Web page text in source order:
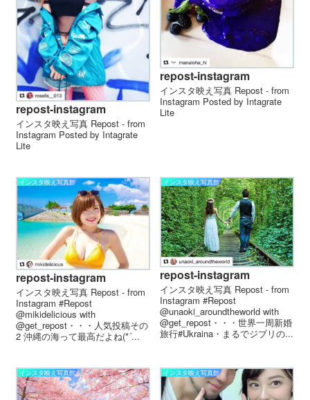
repost-instagram
インスタ映え写真 Repost - from
Instagram Posted by Intagrate
Lite
repost-instagram
インスタ映え写真 Repost - from
Instagram Posted by Intagrate
Lite
インスタ映え写真館
repost-instagram
インスタ映え写真 Repost - from
Instagram #Repost
@mikidelicious with
@get_repost・・・人気投稿その
2️️ㅤ ㅤ沖縄の海って最高だよね(*´...
インスタ映え写真館
repost-instagram
インスタ映え写真 Repost - from
Instagram #Repost
@unaoki_aroundtheworld with
@get_repost・・・世界一周新婚
旅行️#Ukraina・まるでジブリの...
インスタ映え写真館 インスタ映え写真館